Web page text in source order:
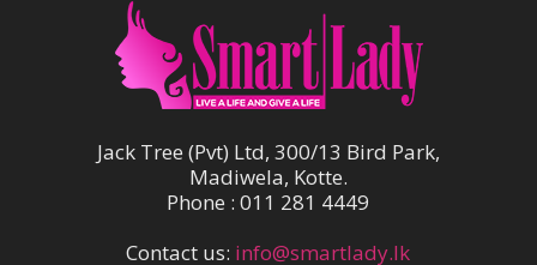
Jack Tree (Pvt) Ltd, 300/13 Bird Park,
Madiwela, Kotte.
Phone : 011 281 4449
Contact us: info@smartlady.lk